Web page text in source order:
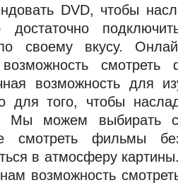
DVD, чтобы
своему вкусу.
возможность для
для того, чтобы
Мы можем выбирать
смотреть фильмы
в атмосферу
возможность